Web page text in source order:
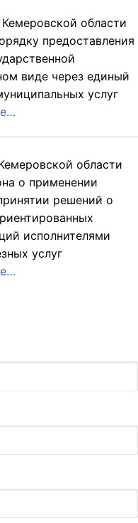
области
предоставления
виде через единый
услуг
области
о применении
решений о
исполнителями
услуг